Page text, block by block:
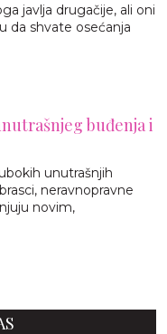
javlja drugačije, ali oni
da shvate osećanja
buđenja i
unutrašnjih
neravnopravne
novim,